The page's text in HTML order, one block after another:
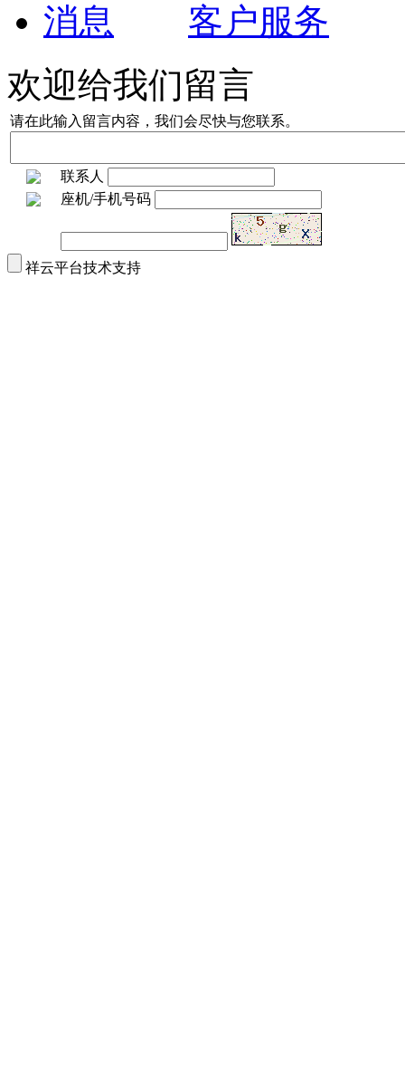
客户服务
欢迎给我们留言
请在此输入留言内容，我们会尽快与您联系。
联系人
座机/手机号码
祥云平台技术支持